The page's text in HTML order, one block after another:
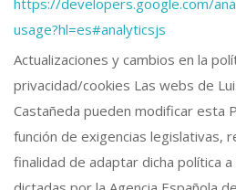
usage?hl=es#analyticsjs
Actualizaciones y cambios en la
privacidad/cookies Las webs de
Castañeda pueden modificar esta
función de exigencias legislativas,
finalidad de adaptar dicha política